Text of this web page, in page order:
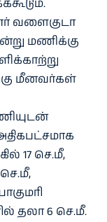
வளைகுடா
மணிக்கு
மீனவர்கள்
17 செ.மீ,
தலா 6 செ.மீ.